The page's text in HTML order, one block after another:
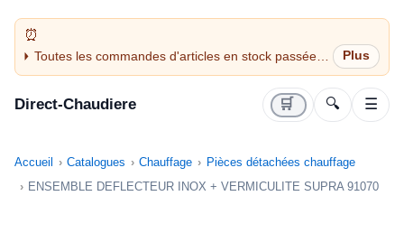
Toutes les commandes d'articles en stock passées
avant 14H sont expédiées le jour même (jours
Direct-Chaudiere 🛒 🔍 ☰
Accueil Catalogues Chauffage
Pièces détachées chauffage
ENSEMBLE DEFLECTEUR INOX + VERMICULITE SUPRA 91070